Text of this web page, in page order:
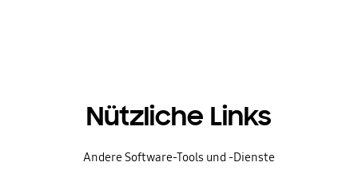
Nützliche Links
Andere Software-Tools und -Dienste